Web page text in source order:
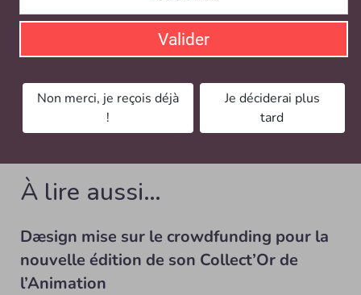
se veut« très attractif », ne varie pas en fonction d’un
nombre d’utilisateurs. Le projet a été tellement bien
PwC envisage désormais de le déployer dans d’autres
pays où il est implanté.
Aurélie Tachot
À lire aussi…
Dæsign mise sur le crowdfunding pour la
nouvelle édition de son Collect’Or de
l’Animation
Valider
Non merci, je reçois déjà
!
Je déciderai plus
tard